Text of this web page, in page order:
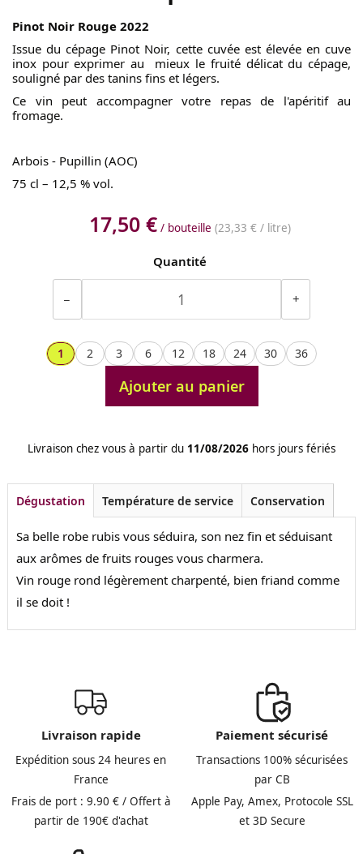
Pinot Noir Rouge 2022
Issue du cépage Pinot Noir, cette cuvée est élevée en cuve
inox pour exprimer au mieux le fruité délicat du cépage,
souligné par des tanins fins et légers.
Ce vin peut accompagner votre repas de l'apéritif au
fromage.
Arbois - Pupillin (AOC)
75 cl – 12,5 % vol.
17,50 € / bouteille (23,33 € / litre)
Quantité
− +
1 2 3 6 12 18 24 30 36
Ajouter au panier
Livraison chez vous à partir du 11/08/2026 hors jours fériés
Dégustation Température de service Conservation
Sa belle robe rubis vous séduira, son nez fin et séduisant
aux arômes de fruits rouges vous charmera.
Vin rouge rond légèrement charpenté, bien friand comme
il se doit !
Livraison rapide
Expédition sous 24 heures en
France
Frais de port : 9.90 € / Offert à
partir de 190€ d'achat
Paiement sécurisé
Transactions 100% sécurisées
par CB
Apple Pay, Amex, Protocole SSL
et 3D Secure